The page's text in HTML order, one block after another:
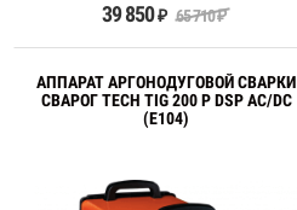
39 850 ₽ 65 710₽
АППАРАТ АРГОНОДУГОВОЙ СВАРКИ
СВАРОГ TECH TIG 200 P DSP AC/DC
(E104)